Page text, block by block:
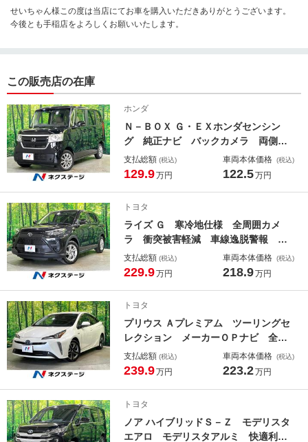
せいちゃん様この度は当店にてお車を購入いただきありがとうございます。
今後とも手稲店をよろしくお願いいたします。
この販売店の在庫
ホンダ
Ｎ－ＢＯＸ Ｇ・ＥＸホンダセンシン
グ 純正ナビ バックカメラ 両側電
動スライド ホンダセンシング レー
ダークルーズ 車線逸脱警報 オート
支払総額 (税込)
129.9万円
車両本体価格 (税込)
122.5万円
トヨタ
ライズ Ｇ 寒冷地仕様 全周囲カメ
ラ 衝突被害軽減 車線逸脱警報 オ
ートライト ＬＥＤヘッド オートハ
イビーム コーナーセンサー ＬＥＤ
支払総額 (税込)
229.9万円
車両本体価格 (税込)
218.9万円
トヨタ
プリウス Ａプレミアム ツーリングセ
レクション メーカーＯＰナビ 全周
囲カメラ 寒冷地仕様 合皮レザーシ
ート シートベンチレーション パワ
ーズ 駐車支援システム オートハイ
ビーム
支払総額 (税込)
239.9万円
車両本体価格 (税込)
223.2万円
トヨタ
ノア ハイブリッドＳ－Ｚ モデリスタ
エアロ モデリスタアルミ 快適利便